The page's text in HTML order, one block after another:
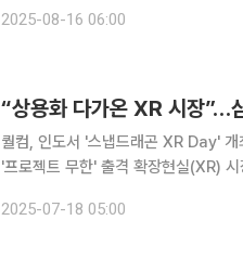
인트리서치 조사에 따르면 상반기 글
2025-08-16 06:00
“상용화 다가온 XR 시장”…
퀄컴, 인도서 '스냅드래곤 XR Day'
'프로젝트 무한' 출격 확장현실(XR) 시장이 상용화를 코앞에 두면서 글로벌 기업 간 시장 선점 경쟁
가가 나온다. 삼성전자 역시 새 폼팩
2025-07-18 05:00